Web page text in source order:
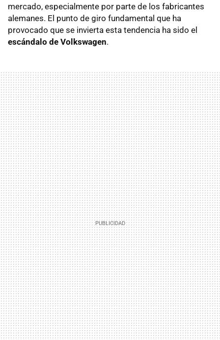
mercado, especialmente por parte de los fabricantes
alemanes. El punto de giro fundamental que ha
provocado que se invierta esta tendencia ha sido el
escándalo de Volkswagen.